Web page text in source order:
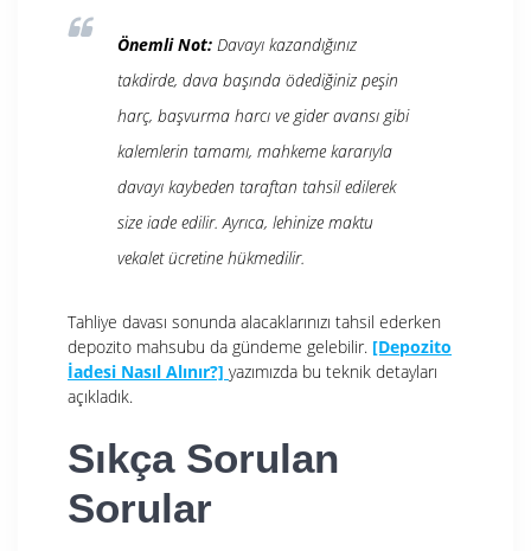
Önemli Not: Davayı kazandığınız
takdirde, dava başında ödediğiniz peşin
harç, başvurma harcı ve gider avansı gibi
kalemlerin tamamı, mahkeme kararıyla
davayı kaybeden taraftan tahsil edilerek
size iade edilir. Ayrıca, lehinize maktu
vekalet ücretine hükmedilir.
Tahliye davası sonunda alacaklarınızı tahsil ederken
depozito mahsubu da gündeme gelebilir. [Depozito
İadesi Nasıl Alınır?] yazımızda bu teknik detayları
açıkladık.
Sıkça Sorulan
Sorular